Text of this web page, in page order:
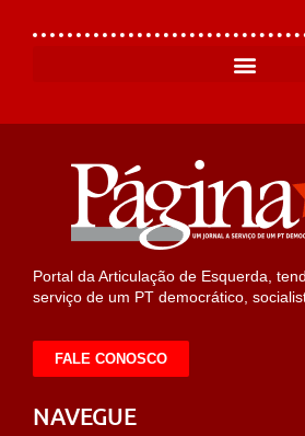
Portal da Articulação de Esquerda,
serviço de um PT democrático,
FALE CONOSCO
NAVEGUE